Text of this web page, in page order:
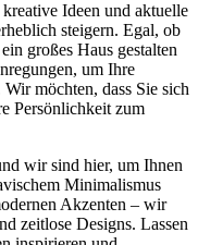
Ideen und aktuelle
steigern. Egal, ob
großes Haus gestalten
um Ihre
möchten, dass Sie sich
Persönlichkeit zum
wir sind hier, um Ihnen
Minimalismus
Akzenten – wir
zeitlose Designs. Lassen